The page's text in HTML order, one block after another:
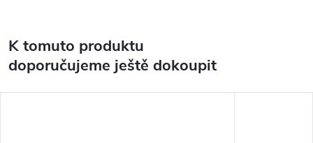
K tomuto produktu
doporučujeme ještě dokoupit